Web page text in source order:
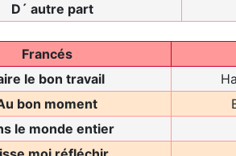
D´ autre part
Francés
le bon travail
bon moment
le monde entier